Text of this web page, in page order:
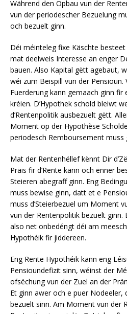
Während den Opbau vun der
vun der periodescher Bezuelung
och bezuelt ginn.
Déi méinteleg fixe Käschte
mat deelweis Interesse an enger
bauen. Also Kapital gëtt agebaut,
wéi zum Beispill vun der
Fuerderung kann gemaach ginn fir
kréien. D’Hypothek schold bleiwt
d’Rentenpolitik ausbezuelt gëtt.
Moment op der Hypothèse
periodesch Remboursement muss
Mat der Rentenhëllef kënnt Dir
Präis fir d’Rente kann och ënner
Steieren abegraff ginn. Eng
muss bewise ginn, datt et e
muss d’Steierbezuel um Moment
vun der Rentenpolitik bezuelt ginn.
also net onbedéngt déi am
Hypothéik fir jiddereen.
Eng Rente Hypothéik kann eng
Pensioundefizit sinn, wéinst der
ofsëchung vun der Zuel an der
Et ginn awer och e puer
bezuelt sinn. Am Moment vun der